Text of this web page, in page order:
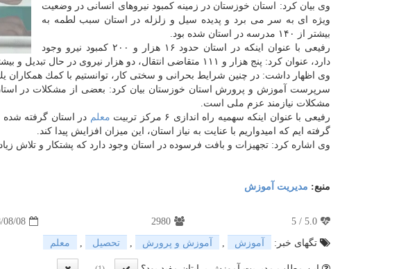
وی بیان كرد: استان خوزستان در زمینه كمبود نیروهای انسانی در وضعیت
ویژه ای به سر می برد و پدیده سیل و زلزله در استان سبب لطمه به
بیشتر از ۱۴۰ مدرسه در استان شده بود.
رفیعی با عنوان اینكه در استان حدود ۱۶ هزار و ۲۰۰ كمبود نیرو وجود
دارد، عنوان كرد: پنج هزار و ۱۱۱ متقاضی انتقال، دو هزار نیروی در حال تبدیل و بیشتر از سه هزار نیروی بازنشسته در استان وجود دارد.
وی اظهار داشت: در چنین شرایط بحرانی و سختی كار، توانستیم با كمك همكاران
سرپرست آموزش و پرورش استان خوزستان بیان كرد: بعضی از مشكلات در استان
مشكلات نیازمند عزم ملی است.
رفیعی با عنوان اینكه سهمیه راه اندازی ۶ مركز تربیت
معلم در استان گرفته
گرفته ایم كه امیدواریم با عنایت به نیاز استان، این میزان افزایش پیدا كند.
وی اشاره كرد: تجهیزات و بافت فرسوده در استان وجود دارد كه پشتكار و تلاش
منبع: مدیریت آموزش
5.0
/
5
2980
08/08
تگهای خبر:
آموزش آموزش و پرورش تحصیل معلم